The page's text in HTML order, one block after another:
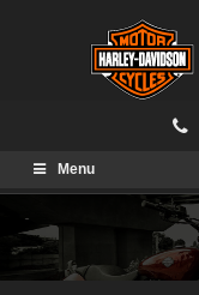
Menu